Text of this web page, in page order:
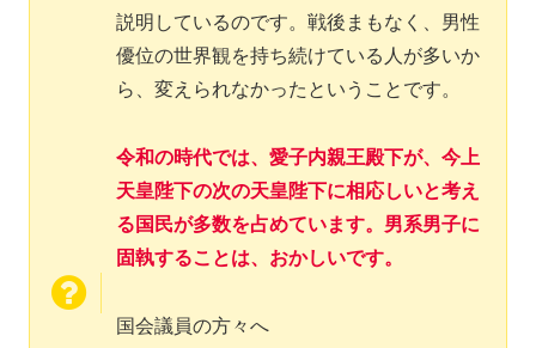
説明しているのです。戦後まもなく、男性
優位の世界観を持ち続けている人が多いか
ら、変えられなかったということです。
令和の時代では、愛子内親王殿下が、今上
天皇陛下の次の天皇陛下に相応しいと考え
る国民が多数を占めています。男系男子に
固執することは、おかしいです。
国会議員の方々へ